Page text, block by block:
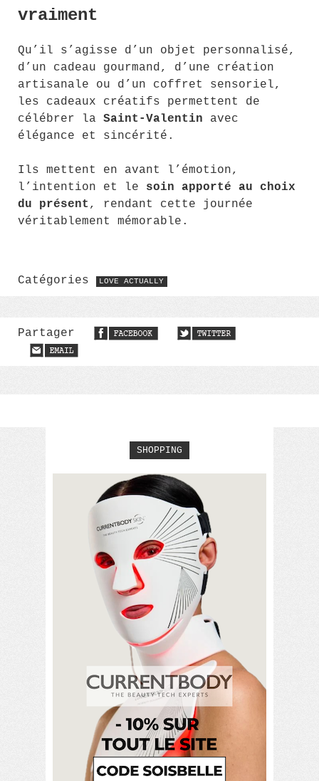
vraiment
Qu’il s’agisse d’un objet personnalisé,
d’un cadeau gourmand, d’une création
artisanale ou d’un coffret sensoriel,
les cadeaux créatifs permettent de
célébrer la Saint-Valentin avec
élégance et sincérité.
Ils mettent en avant l’émotion,
l’intention et le soin apporté au choix
du présent , rendant cette journée
véritablement mémorable.
Catégories LOVE ACTUALLY
Partager
SHOPPING